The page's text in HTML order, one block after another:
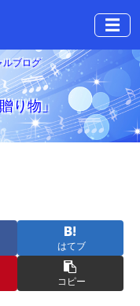
☰
ルブログ
り物」
はてブ
コピー